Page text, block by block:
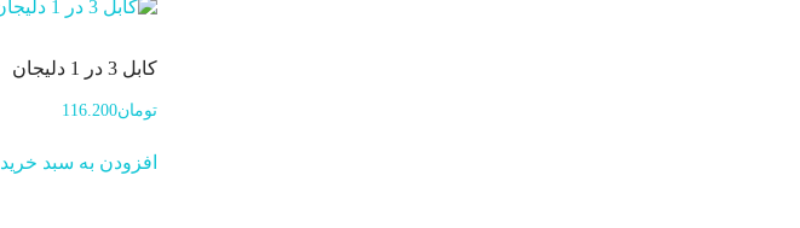
کابل 3 در 1 دلیجان
تومان116.200
افزودن به سبد خرید